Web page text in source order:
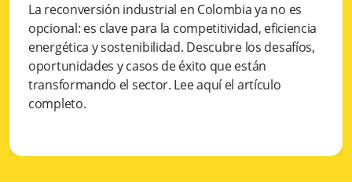
La reconversión industrial en Colombia ya no es
opcional: es clave para la competitividad, eficiencia
energética y sostenibilidad. Descubre los desafíos,
oportunidades y casos de éxito que están
transformando el sector. Lee aquí el artículo
completo.